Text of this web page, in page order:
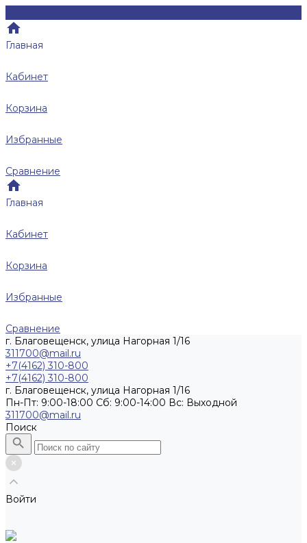
Главная
Кабинет
Корзина
Избранные
Сравнение
Главная
Кабинет
Корзина
Избранные
Сравнение
г. Благовещенск, улица Нагорная 1/16
311700@mail.ru
+7(4162) 310-800
+7(4162) 310-800
г. Благовещенск, улица Нагорная 1/16
Пн-Пт: 9:00-18:00 Cб: 9:00-14:00 Вс: Выходной
311700@mail.ru
Поиск
Войти